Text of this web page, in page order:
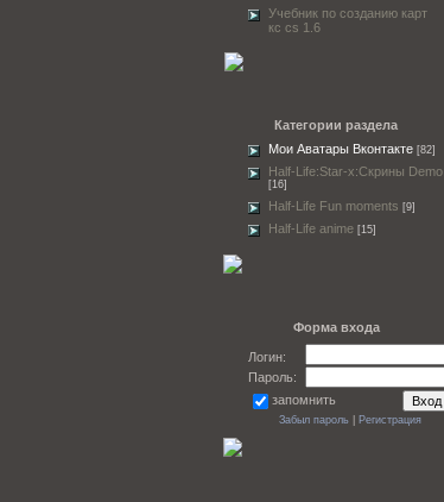
Учебник по созданию карт
кс cs 1.6
Категории раздела
Мои Аватары Вконтакте [82]
Half-Life:Star-x:Скрины Demo
[16]
Half-Life Fun moments [9]
Half-Life anime [15]
Форма входа
Логин:
Пароль:
запомнить
Забыл пароль| Регистрация